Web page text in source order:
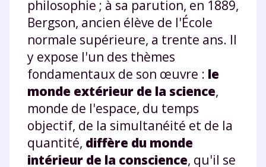
philosophie ; à sa parution, en 1889,
Bergson, ancien élève de l'École
normale supérieure, a trente ans. Il
y expose l'un des thèmes
fondamentaux de son œuvre : le
monde extérieur de la science,
monde de l'espace, du temps
objectif, de la simultanéité et de la
quantité, diffère du monde
intérieur de la conscience, qu'il se